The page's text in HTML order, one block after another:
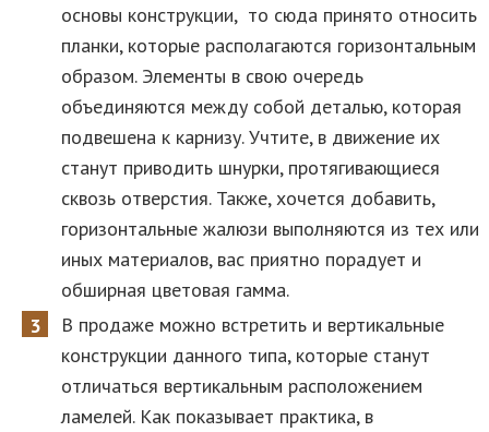
основы конструкции, то сюда принято относить
планки, которые располагаются горизонтальным
образом. Элементы в свою очередь
объединяются между собой деталью, которая
подвешена к карнизу. Учтите, в движение их
станут приводить шнурки, протягивающиеся
сквозь отверстия. Также, хочется добавить,
горизонтальные жалюзи выполняются из тех или
иных материалов, вас приятно порадует и
обширная цветовая гамма.
В продаже можно встретить и вертикальные
конструкции данного типа, которые станут
отличаться вертикальным расположением
ламелей. Как показывает практика, в